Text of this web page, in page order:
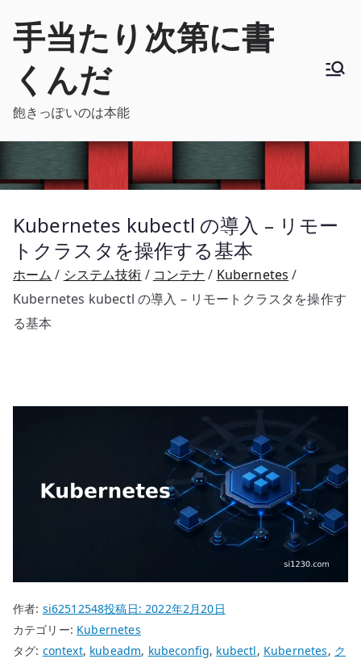
手当たり次第に書
くんだ
飽きっぽいのは本能
Kubernetes kubectl の導入 – リモー
トクラスタを操作する基本
ホーム システム技術 コンテナ
Kubernetes
Kubernetes kubectl の導入 – リモートクラスタを操作す
る基本
作者: si62512548投稿日:2022年2月20日
カテゴリー: Kubernetes
タグ: context, kubeadm, kubeconfig, kubectl, Kubernetes, ク